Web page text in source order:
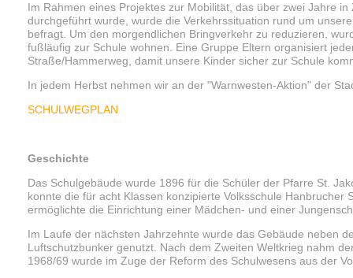
Im Rahmen eines Projektes zur Mobilität, das über zwei Jahre
durchgeführt wurde, wurde die Verkehrssituation rund um
befragt. Um den morgendlichen Bringverkehr zu reduzieren,
fußläufig zur Schule wohnen. Eine Gruppe Eltern organisiert
Straße/Hammerweg, damit unsere Kinder sicher zur Schule
In jedem Herbst nehmen wir an der "Warnwesten-Aktion" der
SCHULWEGPLAN
Geschichte
Das Schulgebäude wurde 1896 für die Schüler der Pfarre St.
konnte die für acht Klassen konzipierte Volksschule
ermöglichte die Einrichtung einer Mädchen- und einer
Im Laufe der nächsten Jahrzehnte wurde das Gebäude neben
Luftschutzbunker genutzt. Nach dem Zweiten Weltkrieg nahm
1968/69 wurde im Zuge der Reform des Schulwesens aus der